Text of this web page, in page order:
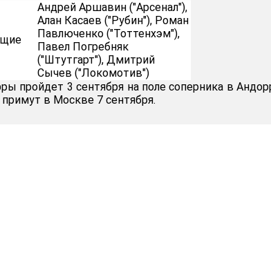
Андрей Аршавин ("Арсенал"),
Алан Касаев ("Рубин"), Роман
Павлюченко ("Тоттенхэм"),
Павел Погребняк
("Штутгарт"), Дмитрий
Сычев ("Локомотив")
пройдет 3 сентября на поле соперника в
в Москве 7 сентября.